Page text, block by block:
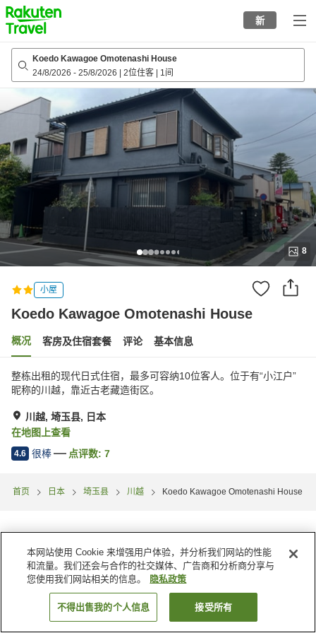
to
top
page
新
Koedo Kawagoe Omotenashi House
24/8/2026 - 25/8/2026 2位住客 1间
8
小屋
Koedo Kawagoe Omotenashi House
概况 客房及住宿套餐 评论 基本信息
整栋出租的现代日式住宿，最多可容纳10位客人。位于有“小江户”
昵称的川越，靠近古老藏造街区。
川越, 埼玉县, 日本
在地图上查看
4.6 很棒 点评数: 7
首页 日本 埼玉县 川越 Koedo Kawagoe Omotenashi House
搜索客房
本网站使用 Cookie 来增强用户体验，并分析我们网站的性能
和流量。我们还会与合作的社交媒体、广告商和分析商分享与
您使用我们网站相关的信息。
隐私政策
不得出售我的个人信息 接受所有